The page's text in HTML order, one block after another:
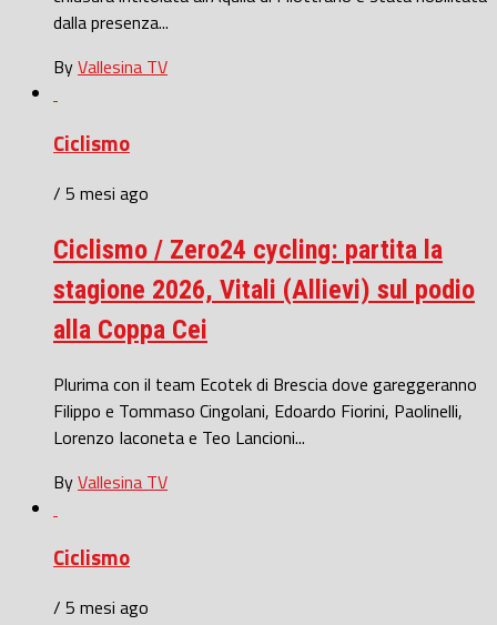
dalla presenza...
ByVallesina TV
Ciclismo
/ 5 mesi ago
Ciclismo / Zero24 cycling: partita la
stagione 2026, Vitali (Allievi) sul podio
alla Coppa Cei
Plurima con il team Ecotek di Brescia dove gareggeranno
Filippo e Tommaso Cingolani, Edoardo Fiorini, Paolinelli,
Lorenzo Iaconeta e Teo Lancioni...
ByVallesina TV
Ciclismo
/ 5 mesi ago